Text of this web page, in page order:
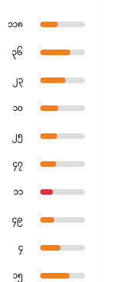
၁၁၈
၃၆
၂၃
၁၀
၂၅
၄၇
၁၁
၄၉
၄
၁၅